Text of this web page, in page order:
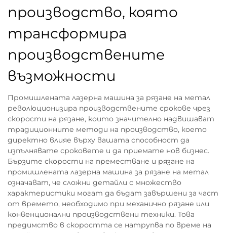
производство, която
трансформира
производствените
възможности
Промишлената лазерна машина за рязане на метал
революционизира производствените срокове чрез
скорости на рязане, които значително надвишават
традиционните методи на производство, което
директно влияе върху вашата способност да
изпълнявате сроковете и да приемате нов бизнес.
Бързите скорости на преместване и рязане на
промишлената лазерна машина за рязане на метал
означават, че сложни детайли с множество
характеристики могат да бъдат завършени за част
от времето, необходимо при механично рязане или
конвенционални производствени техники. Това
предимство в скоростта се натрупва по време на